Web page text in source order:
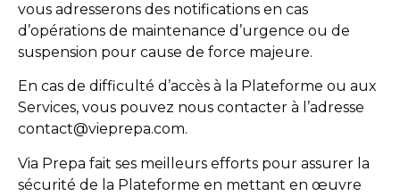
vous adresserons des notifications en cas
d’opérations de maintenance d’urgence ou de
suspension pour cause de force majeure.
En cas de difficulté d’accès à la Plateforme ou aux
Services, vous pouvez nous contacter à l’adresse
contact@vieprepa.com.
Via Prepa fait ses meilleurs efforts pour assurer la
sécurité de la Plateforme en mettant en œuvre